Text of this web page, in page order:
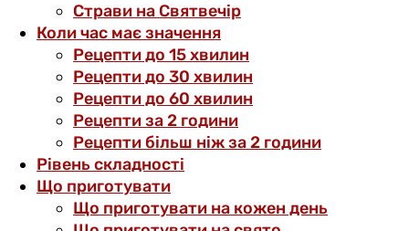
Страви на Святвечір
Коли час має значення
Рецепти до 15 хвилин
Рецепти до 30 хвилин
Рецепти до 60 хвилин
Рецепти за 2 години
Рецепти більш ніж за 2 години
Рівень складності
Що приготувати
Що приготувати на кожен день